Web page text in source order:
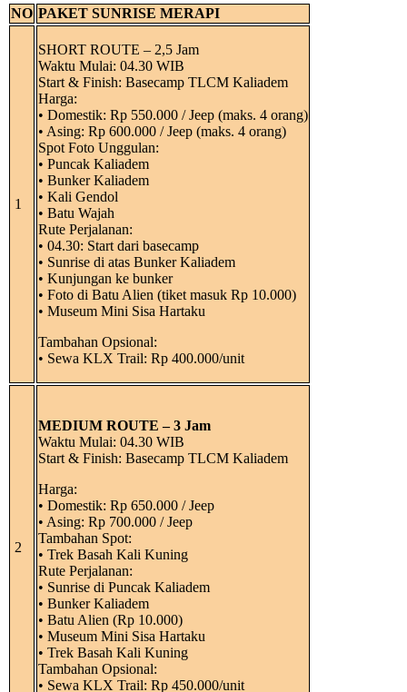
NO PAKET SUNRISE MERAPI
1
SHORT ROUTE – 2,5 Jam
Waktu Mulai: 04.30 WIB
Start & Finish: Basecamp TLCM Kaliadem
Harga:
• Domestik: Rp 550.000 / Jeep (maks. 4 orang)
• Asing: Rp 600.000 / Jeep (maks. 4 orang)
Spot Foto Unggulan:
• Puncak Kaliadem
• Bunker Kaliadem
• Kali Gendol
• Batu Wajah
Rute Perjalanan:
• 04.30: Start dari basecamp
• Sunrise di atas Bunker Kaliadem
• Kunjungan ke bunker
• Foto di Batu Alien (tiket masuk Rp 10.000)
• Museum Mini Sisa Hartaku
Tambahan Opsional:
• Sewa KLX Trail: Rp 400.000/unit
2
MEDIUM ROUTE – 3 Jam
Waktu Mulai: 04.30 WIB
Start & Finish: Basecamp TLCM Kaliadem
Harga:
• Domestik: Rp 650.000 / Jeep
• Asing: Rp 700.000 / Jeep
Tambahan Spot:
• Trek Basah Kali Kuning
Rute Perjalanan:
• Sunrise di Puncak Kaliadem
• Bunker Kaliadem
• Batu Alien (Rp 10.000)
• Museum Mini Sisa Hartaku
• Trek Basah Kali Kuning
Tambahan Opsional:
• Sewa KLX Trail: Rp 450.000/unit